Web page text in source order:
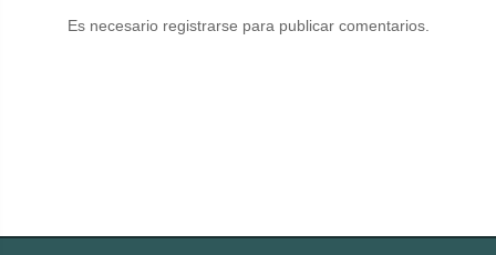
Es necesario registrarse para publicar comentarios.